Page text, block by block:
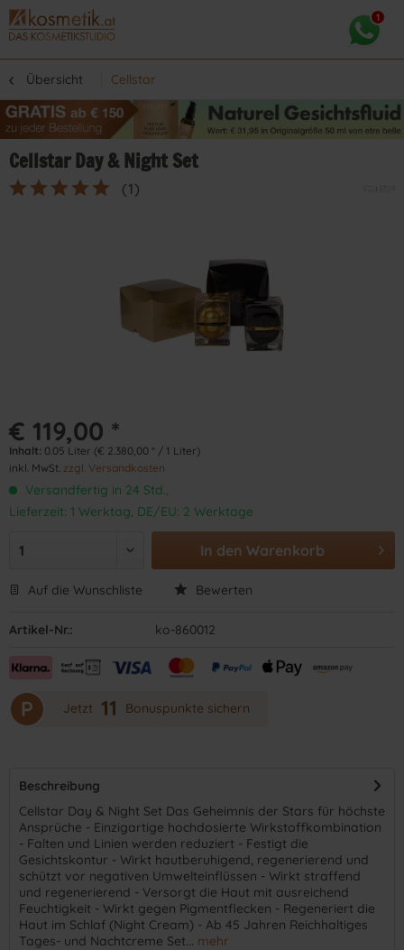
Übersicht Cellstar
Cellstar Day & Night Set
(1 )
€ 119,00 *
Inhalt: 0.05 Liter (€ 2.380,00 * / 1 Liter)
inkl. MwSt. zzgl. Versandkosten
Versandfertig in 24 Std.,
Lieferzeit: 1 Werktag, DE/EU: 2 Werktage
In den Warenkorb
Auf die Wunschliste Bewerten
Artikel-Nr.: ko-860012
P Jetzt 11 Bonuspunkte sichern
Beschreibung
Cellstar Day & Night Set Das Geheimnis der Stars für höchste
Ansprüche - Einzigartige hochdosierte Wirkstoffkombination
- Falten und Linien werden reduziert - Festigt die
Gesichtskontur - Wirkt hautberuhigend, regenerierend und
schützt vor negativen Umwelteinflüssen - Wirkt straffend
und regenerierend - Versorgt die Haut mit ausreichend
Feuchtigkeit - Wirkt gegen Pigmentflecken - Regeneriert die
Haut im Schlaf (Night Cream) - Ab 45 Jahren Reichhaltiges
Tages- und Nachtcreme Set... mehr